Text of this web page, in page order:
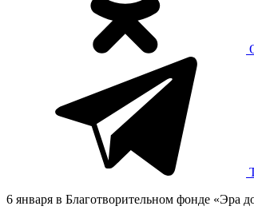
6 января в Благотворительном фонде «Эра